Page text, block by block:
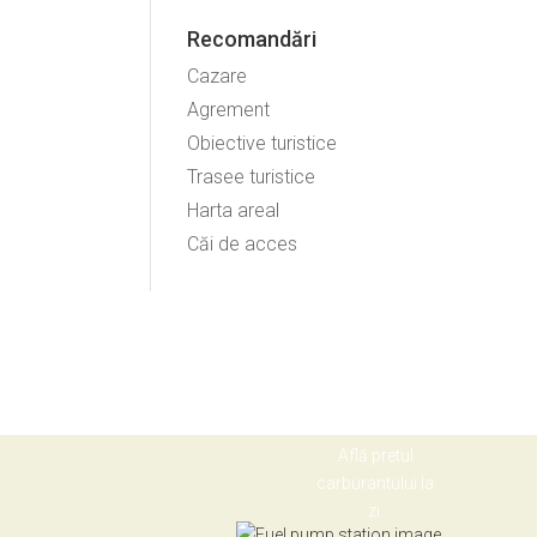
Recomandări
Cazare
Agrement
Obiective turistice
Trasee turistice
Harta areal
Căi de acces
Află pretul
carburantului la
zi.